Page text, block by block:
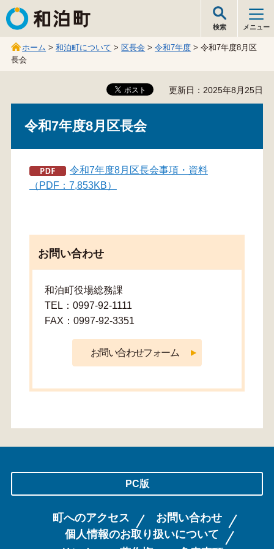
和泊町
検索 メニュー
ホーム >和泊町について > 区長会 >令和7年度 > 令和7年度8月区
長会
更新日：2025年8月25日
令和7年度8月区長会
令和7年度8月区長会事項・資料
（PDF：7,853KB）
お問い合わせ
和泊町役場総務課
TEL：0997-92-1111
FAX：0997-92-3351
PC版
町へのアクセス
お問い合わせ
個人情報のお取り扱いについて